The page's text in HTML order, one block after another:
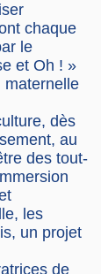
chaque
le
et Oh ! »
maternelle
dès
au
des tout-
les
un projet
de